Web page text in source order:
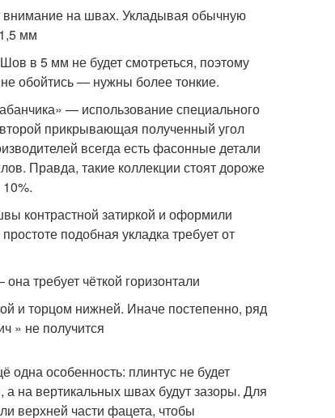
внимание на швах. Укладывая обычную
мм
в 5 мм не будет смотреться, поэтому
обойтись — нужны более тонкие.
— использование специального
прикрывающая полученный угол
всегда есть фасонные детали
Правда, такие коллекции стоят дороже
контрастной затиркой и оформили
подобная укладка требует от
требует чёткой горизонтали
и торцом нижней. Иначе постепенно, ряд
» не получится
одна особенность: плинтус не будет
а на вертикальных швах будут зазоры. Для
верхней части фацета, чтобы